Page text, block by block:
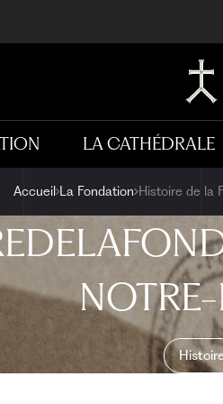
LA CATHÉDRALE
Accueil La Fondation Histoire de la
DELA